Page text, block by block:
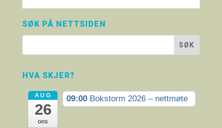
SØK PÅ NETTSIDEN
HVA SKJER?
AUG
26
ons
09:00 Bokstorm 2026 – nettmøte